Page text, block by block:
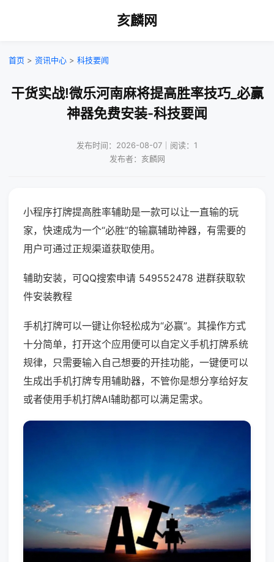
亥麟网
首页 > 资讯中心 > 科技要闻
干货实战!微乐河南麻将提高胜率技巧_必赢
神器免费安装-科技要闻
发布时间：2026-08-07｜阅读：1
发布者：亥麟网
小程序打牌提高胜率辅助是一款可以让一直输的玩
家，快速成为一个“必胜”的输赢辅助神器，有需要的
用户可通过正规渠道获取使用。
辅助安装，可QQ搜索申请 549552478 进群获取软
件安装教程
手机打牌可以一键让你轻松成为“必赢”。其操作方式
十分简单，打开这个应用便可以自定义手机打牌系统
规律，只需要输入自己想要的开挂功能，一键便可以
生成出手机打牌专用辅助器，不管你是想分享给好友
或者使用手机打牌AI辅助都可以满足需求。